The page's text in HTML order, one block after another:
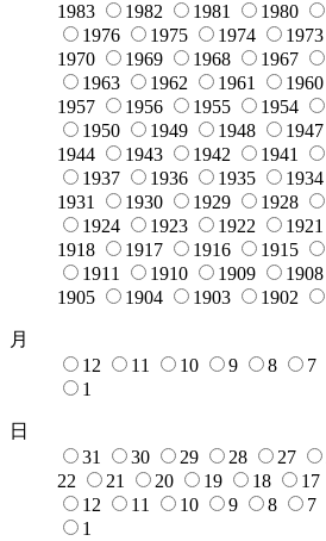
1983
1982 1981 1980
1976
1975 1974 1973
1970
1969 1968 1967
1963
1962 1961 1960
1957
1956 1955 1954
1950
1949 1948 1947
1944
1943 1942 1941
1937
1936 1935 1934
1931
1930 1929 1928
1924
1923 1922 1921
1918
1917 1916 1915
1911
1910 1909 1908
1905
1904 1903 1902
月
12
11 10 9 8 7
1
日
31
30 29 28 27
22
21 20 19 18 17
12
11 10 9 8 7
1